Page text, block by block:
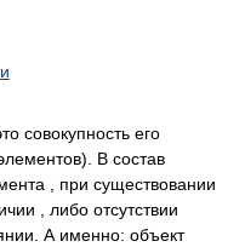
совокупность его
В состав
, при существовании
, либо отсутствии
А именно: объект